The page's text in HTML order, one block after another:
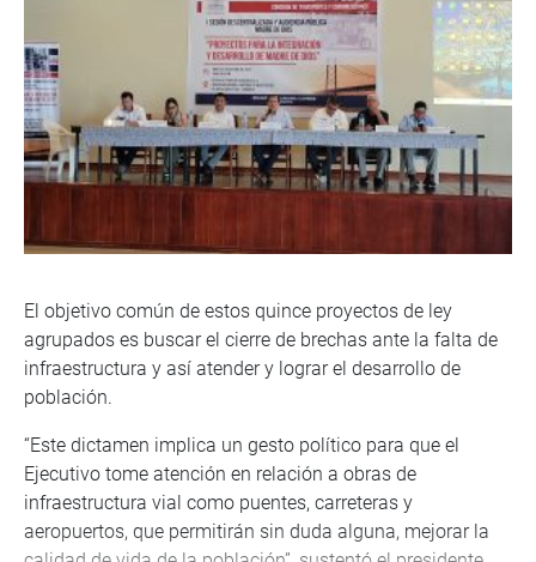
El objetivo común de estos quince proyectos de ley
agrupados es buscar el cierre de brechas ante la falta de
infraestructura y así atender y lograr el desarrollo de
población.
“Este dictamen implica un gesto político para que el
Ejecutivo tome atención en relación a obras de
infraestructura vial como puentes, carreteras y
aeropuertos, que permitirán sin duda alguna, mejorar la